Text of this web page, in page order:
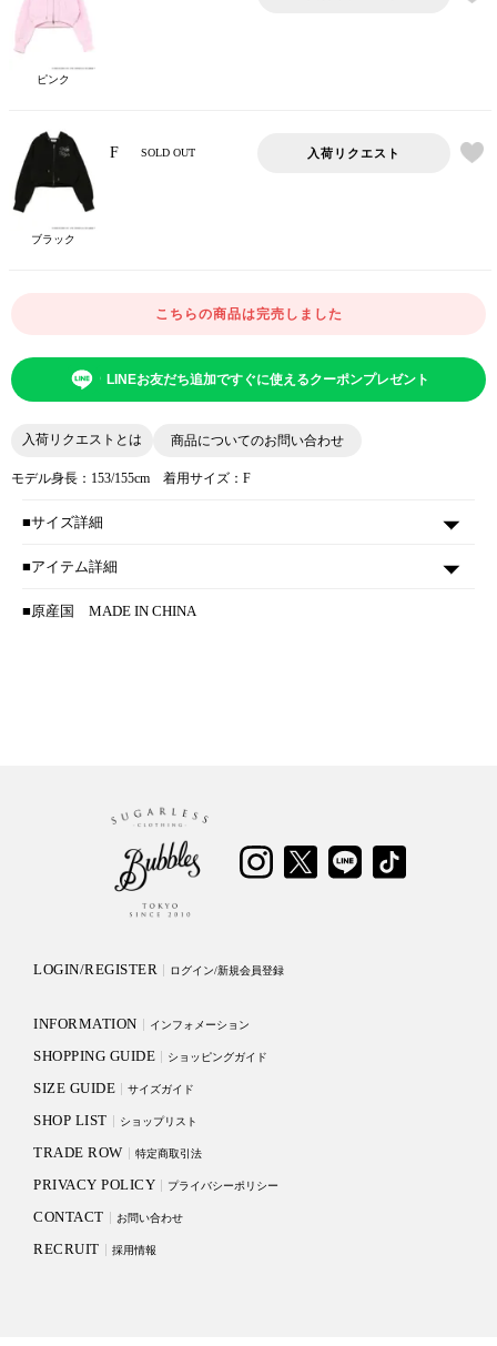
ピンク
ブラック
F SOLD OUT 入荷リクエスト
こちらの商品は完売しました
LINEお友だち追加ですぐに使えるクーポンプレゼント
入荷リクエストとは 商品についてのお問い合わせ
モデル身長：153/155cm 着用サイズ：F
■サイズ詳細
■アイテム詳細
■原産国 MADE IN CHINA
LOGIN/REGISTER ログイン/新規会員登録
INFORMATION インフォメーション
SHOPPING GUIDE ショッピングガイド
SIZE GUIDE サイズガイド
SHOP LIST ショップリスト
TRADE ROW 特定商取引法
PRIVACY POLICY プライバシーポリシー
CONTACT お問い合わせ
RECRUIT 採用情報